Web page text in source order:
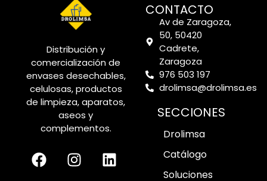
Distribución y
comercialización de
envases desechables,
celulosas, productos
de limpieza, aparatos,
aseos y
complementos.
CONTACTO
Av de Zaragoza,
50, 50420
Cadrete,
Zaragoza
976 503 197
drolimsa@drolimsa.es
SECCIONES
Drolimsa
Catálogo
Soluciones